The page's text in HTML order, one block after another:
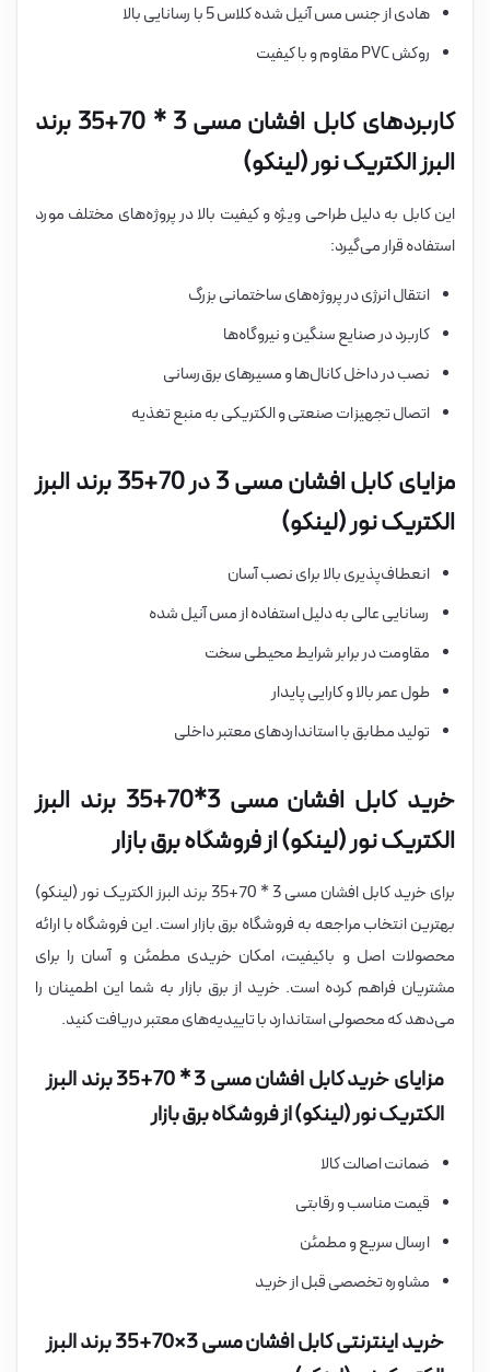
هادی از جنس مس آنیل شده کلاس 5 با رسانایی بالا
روکش PVC مقاوم و با کیفیت
کاربردهای کابل افشان مسی 3 * 70+35 برند
البرز الکتریک نور (لینکو)
این کابل به دلیل طراحی ویژه و کیفیت بالا در پروژه‌های مختلف مورد
استفاده قرار می‌گیرد:
انتقال انرژی در پروژه‌های ساختمانی بزرگ
کاربرد در صنایع سنگین و نیروگاه‌ها
نصب در داخل کانال‌ها و مسیرهای برق‌رسانی
اتصال تجهیزات صنعتی و الکتریکی به منبع تغذیه
مزایای کابل افشان مسی 3 در 70+35 برند البرز
الکتریک نور (لینکو)
انعطاف‌پذیری بالا برای نصب آسان
رسانایی عالی به دلیل استفاده از مس آنیل شده
مقاومت در برابر شرایط محیطی سخت
طول عمر بالا و کارایی پایدار
تولید مطابق با استانداردهای معتبر داخلی
خرید کابل افشان مسی 3*70+35 برند البرز
الکتریک نور (لینکو) از فروشگاه برق بازار
برای خرید کابل افشان مسی 3 * 70+35 برند البرز الکتریک نور (لینکو)
بهترین انتخاب مراجعه به فروشگاه برق بازار است. این فروشگاه با ارائه
محصولات اصل و باکیفیت، امکان خریدی مطمئن و آسان را برای
مشتریان فراهم کرده است. خرید از برق بازار به شما این اطمینان را
می‌دهد که محصولی استاندارد با تاییدیه‌های معتبر دریافت کنید.
مزایای خرید کابل افشان مسی 3 * 70+35 برند البرز
الکتریک نور (لینکو) از فروشگاه برق بازار
ضمانت اصالت کالا
قیمت مناسب و رقابتی
ارسال سریع و مطمئن
مشاوره تخصصی قبل از خرید
خرید اینترنتی کابل افشان مسی 3×70+35 برند البرز